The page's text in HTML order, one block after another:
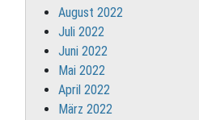
August 2022
Juli 2022
Juni 2022
Mai 2022
April 2022
März 2022